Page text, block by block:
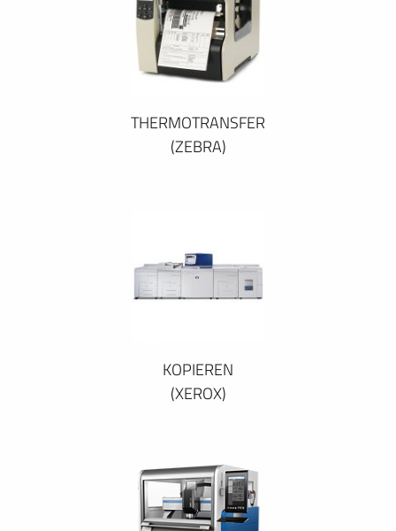
THERMOTRANSFER
(ZEBRA)
KOPIEREN
(XEROX)